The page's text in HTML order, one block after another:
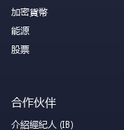
加密貨幣
能源
股票
合作伙伴
介紹經紀人 (IB)